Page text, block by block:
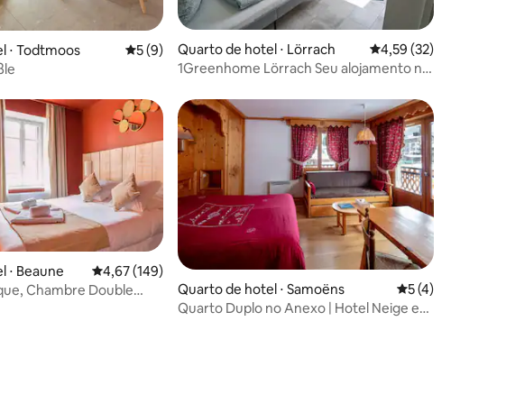
de 5, 5 avaliações
⋅ Todtmoos 5 de uma avaliação média de 5, 9 avaliações
5 (9)
Quarto de hotel ⋅ Lörrach 4,59 de uma
4,59 (32)
1Greenhome Lörrach Seu alojamento no
de 5, 3 avaliações
⋅ Beaune 4,67 de uma avaliação média de 5, 149 avaliações
4,67 (149)
Chambre Double
Quarto de hotel ⋅ Samoëns 5 de uma
5 (4)
Quarto Duplo no Anexo | Hotel Neige et